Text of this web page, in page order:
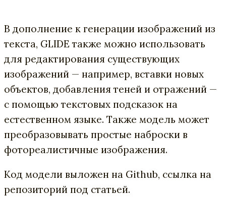
В дополнение к генерации изображений из
текста, GLIDE также можно использовать
для редактирования существующих
изображений — например, вставки новых
объектов, добавления теней и отражений —
с помощью текстовых подсказок на
естественном языке. Также модель может
преобразовывать простые наброски в
фотореалистичные изображения.
Код модели выложен на Github, ссылка на
репозиторий под статьей.